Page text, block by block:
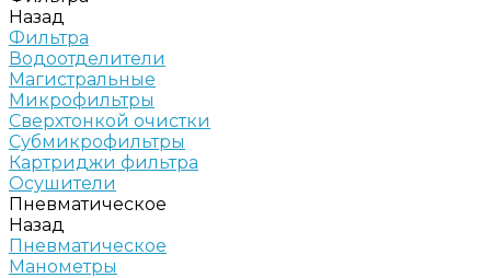
Назад
Фильтра
Водоотделители
Магистральные
Микрофильтры
Сверхтонкой очистки
Субмикрофильтры
Картриджи фильтра
Осушители
Пневматическое
Назад
Пневматическое
Манометры